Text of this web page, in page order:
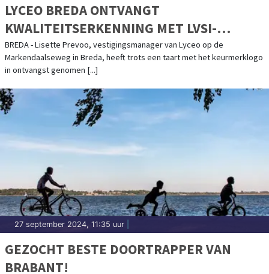
LYCEO BREDA ONTVANGT
KWALITEITSERKENNING MET LVSI-
KEURMERK
BREDA - Lisette Prevoo, vestigingsmanager van Lyceo op de
Markendaalseweg in Breda, heeft trots een taart met het keurmerklogo
in ontvangst genomen [...]
27 september 2024, 11:35 uur
GEZOCHT BESTE DOORTRAPPER VAN
BRABANT!